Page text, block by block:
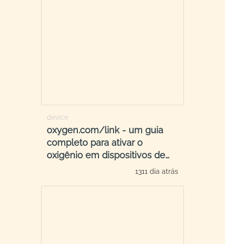
device
oxygen.com/link - um guia
completo para ativar o
oxigênio em dispositivos de
1311 dia atrás